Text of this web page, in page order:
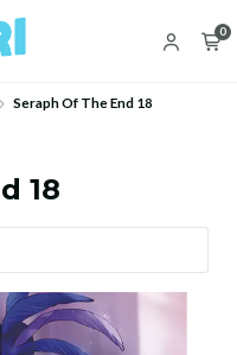
0
Seraph Of The End 18
18